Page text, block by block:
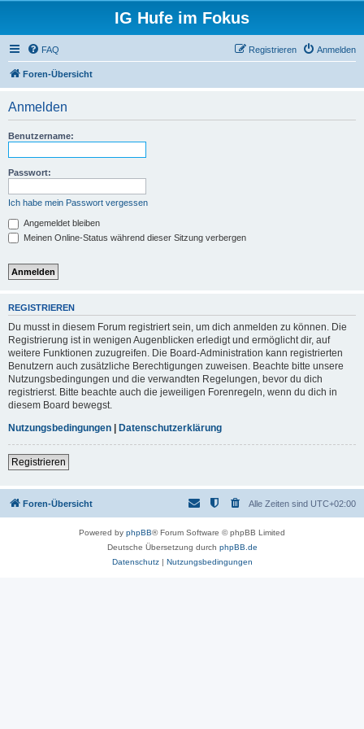
IG Hufe im Fokus
FAQ Anmelden
Registrieren
Foren-Übersicht
Anmelden
Benutzername:
Passwort:
Ich habe mein Passwort vergessen
Angemeldet bleiben
Meinen Online-Status während dieser Sitzung verbergen
REGISTRIEREN
Du musst in diesem Forum registriert sein, um dich anmelden zu können. Die
Registrierung ist in wenigen Augenblicken erledigt und ermöglicht dir, auf
weitere Funktionen zuzugreifen. Die Board-Administration kann registrierten
Benutzern auch zusätzliche Berechtigungen zuweisen. Beachte bitte unsere
Nutzungsbedingungen und die verwandten Regelungen, bevor du dich
registrierst. Bitte beachte auch die jeweiligen Forenregeln, wenn du dich in
diesem Board bewegst.
Nutzungsbedingungen | Datenschutzerklärung
Registrieren
Foren-Übersicht Alle Zeiten sind UTC+02:00
Powered by phpBB® Forum Software © phpBB Limited
Deutsche Übersetzung durch phpBB.de
Datenschutz| Nutzungsbedingungen